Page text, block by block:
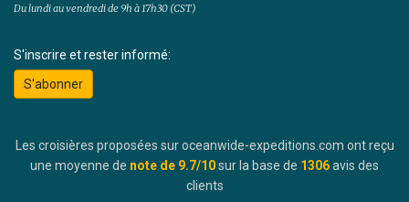
Du lundi au vendredi de 9h à 17h30 (CST)
S'inscrire et rester informé:
S'abonner
Les croisières proposées sur oceanwide-expeditions.com ont reçu
une moyenne de note de 9.7/10sur la base de 1306avis des
clients